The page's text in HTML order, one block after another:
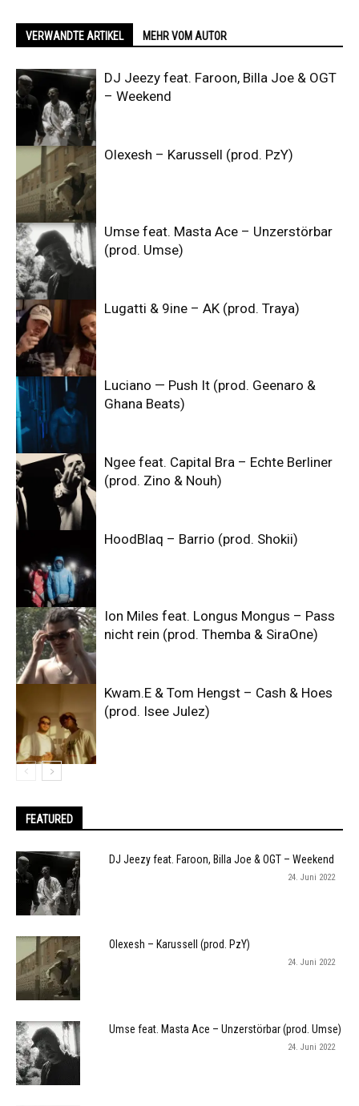
VERWANDTE ARTIKEL MEHR VOM AUTOR
DJ Jeezy feat. Faroon, Billa Joe & OGT
– Weekend
Olexesh – Karussell (prod. PzY)
Umse feat. Masta Ace – Unzerstörbar
(prod. Umse)
Lugatti & 9ine – AK (prod. Traya)
Luciano — Push It (prod. Geenaro &
Ghana Beats)
Ngee feat. Capital Bra – Echte Berliner
(prod. Zino & Nouh)
HoodBlaq – Barrio (prod. Shokii)
Ion Miles feat. Longus Mongus – Pass
nicht rein (prod. Themba & SiraOne)
Kwam.E & Tom Hengst – Cash & Hoes
(prod. Isee Julez)
FEATURED
DJ Jeezy feat. Faroon, Billa Joe & OGT – Weekend
24. Juni 2022
Olexesh – Karussell (prod. PzY)
24. Juni 2022
Umse feat. Masta Ace – Unzerstörbar (prod. Umse)
24. Juni 2022